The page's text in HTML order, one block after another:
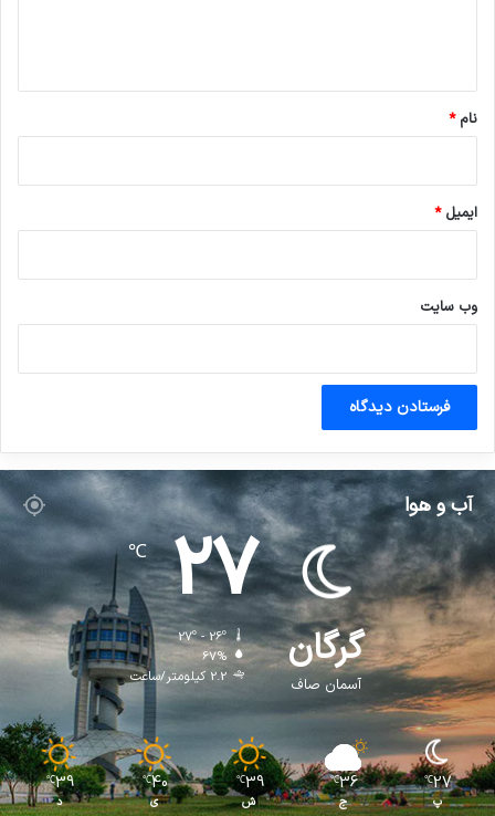
نام*
ایمیل*
وب‌ سایت
آب و هوا
گرگان
آسمان صاف
27
℃
27º - 26º
67%
2.2 کیلومتر/ساعت
27
℃
پ
36
℃
ج
39
℃
ش
40
℃
ی
39
℃
د